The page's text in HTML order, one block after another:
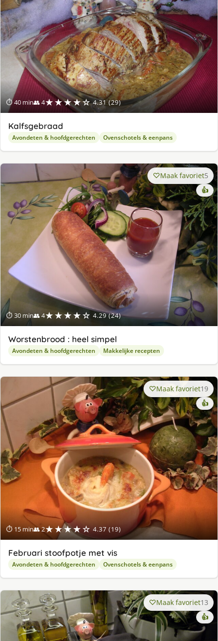
⏱ 40 min👥 4★★★★☆ 4.31 (29)
Kalfsgebraad
Avondeten & hoofdgerechten Ovenschotels & eenpans
⏱ 30 min👥 4★★★★☆ 4.29 (24)
Maak favoriet5
👍
Worstenbrood : heel simpel
Avondeten & hoofdgerechten Makkelijke recepten
⏱ 15 min👥 2★★★★☆ 4.37 (19)
Maak favoriet19
👍
Februari stoofpotje met vis
Avondeten & hoofdgerechten Ovenschotels & eenpans
Maak favoriet13
👍